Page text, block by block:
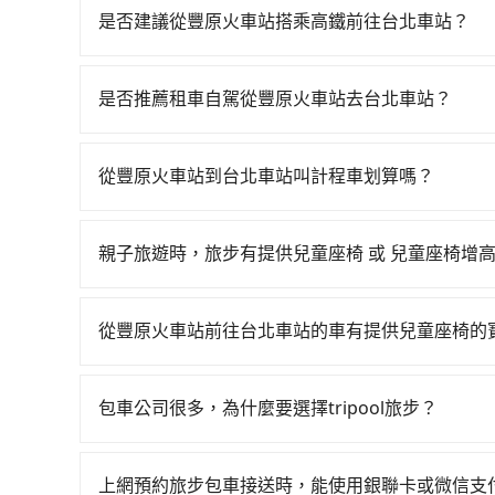
是否建議從豐原火車站搭乘高鐵前往台北車站？
天最多有105班次高鐵可搭乘。假設從豐原火車站
時4分鐘，假設3位同行，高鐵加轉乘之平均每人
與等車上，現在還不馬上來預約tripool！如果你
是否推薦租車自駕從豐原火車站去台北車站？
天就要來回，那在台中路邊可隨租隨借的iRent應
估進去，但額外的汽車保險與可能的罰單都需自
理，每一次租車都好像在開樂透一樣。另外，偶
遇到下雨天或者載行李時，就顯得非常不便。
從豐原火車站到台北車站叫計程車划算嗎？
到車，也可考慮打電話至豐原火車站附近的計程
質上，tripool都是你從豐原火車站到台北車站的最
親子旅遊時，旅步有提供兒童座椅 或 兒童座椅增
寫您的需求。
從豐原火車站前往台北車站的車有提供兒童座椅的
全帶，則需使用嬰兒/兒童座椅或輔以增高墊。如
包車公司很多，為什麼要選擇tripool旅步？
途安全無憂，我們的司機都是專業且可靠的職業
上網預約旅步包車接送時，能使用銀聯卡或微信支